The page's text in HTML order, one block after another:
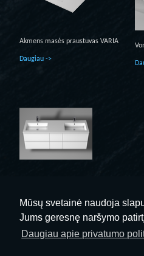
Mūsų svetainė naudoja
Jums geresnę naršymo
Daugiau apie privatumo
Akmens masės praustuvas VARIA
Daugiau ->
Daugiau ->